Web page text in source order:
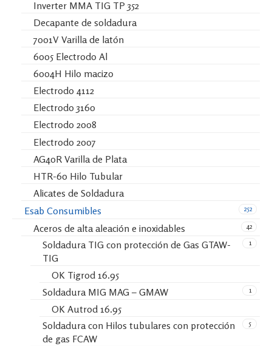
Inverter MMA TIG TP 352
Decapante de soldadura
7001V Varilla de latón
6005 Electrodo Al
6004H Hilo macizo
Electrodo 4112
Electrodo 3160
Electrodo 2008
Electrodo 2007
AG40R Varilla de Plata
HTR-60 Hilo Tubular
Alicates de Soldadura
252
Esab Consumibles
42
Aceros de alta aleación e inoxidables
1
Soldadura TIG con protección de Gas GTAW-
TIG
OK Tigrod 16.95
1
Soldadura MIG MAG – GMAW
OK Autrod 16.95
5
Soldadura con Hilos tubulares con protección
de gas FCAW